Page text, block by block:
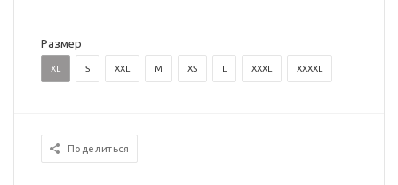
Размер
XL S XXL M XS L XXXL XXXXL
Поделиться